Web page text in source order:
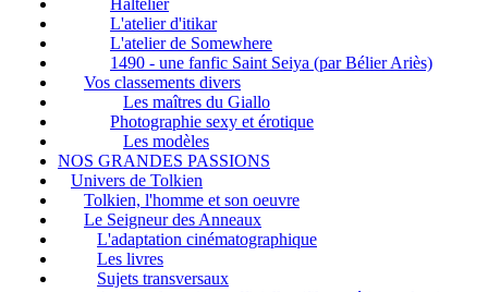
L'atelier d'itikar
L'atelier de Somewhere
1490 - une fanfic Saint Seiya (par Bélier Ariès)
Vos classements divers
Les maîtres du Giallo
Photographie sexy et érotique
Les modèles
NOS GRANDES PASSIONS
Univers de Tolkien
Tolkien, l'homme et son oeuvre
Le Seigneur des Anneaux
L'adaptation cinématographique
Les livres
Sujets transversaux